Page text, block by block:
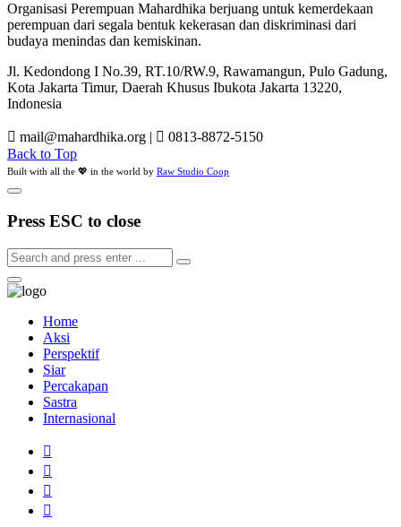
Organisasi Perempuan Mahardhika berjuang untuk kemerdekaan
perempuan dari segala bentuk kekerasan dan diskriminasi dari
budaya menindas dan kemiskinan.
Jl. Kedondong I No.39, RT.10/RW.9, Rawamangun, Pulo Gadung,
Kota Jakarta Timur, Daerah Khusus Ibukota Jakarta 13220,
Indonesia
mail@mahardhika.org
0813-8872-5150
Back to Top
Built with all the 💖 in the world by Raw Studio Coop
Press ESC to close
Home
Aksi
Perspektif
Siar
Percakapan
Sastra
Internasional